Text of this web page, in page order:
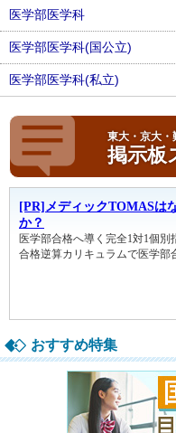
医学部医学科
医学部医学科(国公立)
医学部医学科(私立)
東大・京大・
掲示板
おすすめ特集